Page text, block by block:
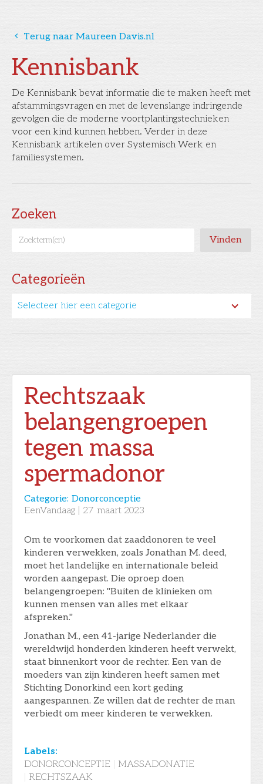
Kennisbank
De Kennisbank bevat informatie die te maken heeft met
afstammingsvragen en met de levenslange indringende
gevolgen die de moderne voortplantingstechnieken
voor een kind kunnen hebben. Verder in deze
Kennisbank artikelen over Systemisch Werk en
familiesystemen.
Zoeken
Categorieën
Selecteer hier een categorie
󰅁 Terug naar Maureen Davis.nl
Rechtszaak
belangengroepen
tegen massa
spermadonor
Categorie: Donorconceptie
EenVandaag
27 maart 2023
Om te voorkomen dat zaaddonoren te veel
kinderen verwekken, zoals Jonathan M. deed,
moet het landelijke en internationale beleid
worden aangepast. Die oproep doen
belangengroepen: "Buiten de klinieken om
kunnen mensen van alles met elkaar
afspreken."
Jonathan M., een 41-jarige Nederlander die
wereldwijd honderden kinderen heeft verwekt,
staat binnenkort voor de rechter. Een van de
moeders van zijn kinderen heeft samen met
Stichting Donorkind een kort geding
aangespannen. Ze willen dat de rechter de man
verbiedt om meer kinderen te verwekken.
Labels:
DONORCONCEPTIE
MASSADONATIE
RECHTSZAAK